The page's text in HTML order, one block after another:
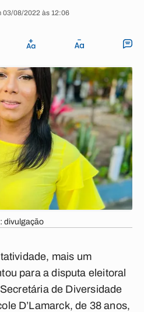
03/08/2022 às 12:06
divulgação
mais um
para a disputa eleitoral
de Diversidade
D’Lamarck, de 38 anos,